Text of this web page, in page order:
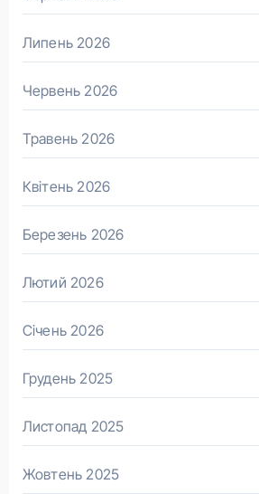
Липень 2026
Червень 2026
Травень 2026
Квітень 2026
Березень 2026
Лютий 2026
Січень 2026
Грудень 2025
Листопад 2025
Жовтень 2025